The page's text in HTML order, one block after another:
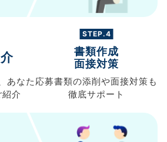
あなた
紹介
STEP.4
書類作成
面接対策
応募書類の添削や面接対策も
徹底サポート